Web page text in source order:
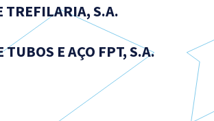
TREFILARIA, S.A.
E AÇO FPT, S.A.